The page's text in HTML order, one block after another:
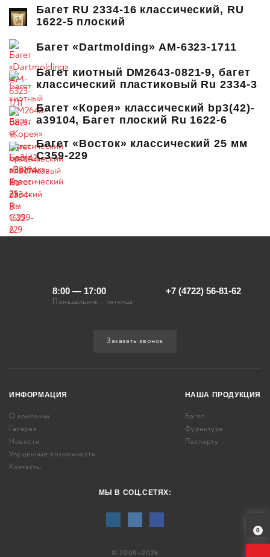
Багет RU 2334-16 классический, RU
1622-5 плоский
Багет «Dartmolding» AM-6323-1711
Багет киотный DM2643-0821-9, багет
классический пластиковый Ru 2334-3
Багет «Корея» классический bp3(42)-
a39104, Багет плоский Ru 1622-6
Багет «Восток» классический 25 мм
C359-229
8:00 — 17:00
Понедельник - пятница
+7 (4722) 56-81-62
Заказать звонок
МЫ В СОЦ.СЕТЯХ:
© 2009—2026
ИНФОРМАЦИЯ
О компании
Галерея
Новости
Упущенные возможности
Контакты
НАША ПРОДУКЦИЯ
Багет
Фурнитура
Паспарту
0